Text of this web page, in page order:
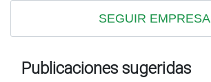
SEGUIR EMPRESA
Publicaciones sugeridas